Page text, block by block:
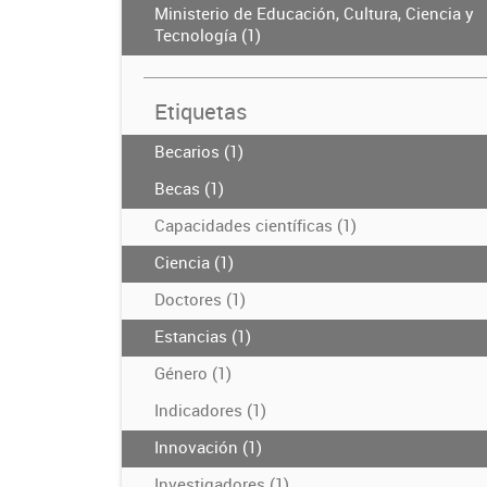
Ministerio de Educación, Cultura, Ciencia y
Tecnología (1)
Etiquetas
Becarios (1)
Becas (1)
Capacidades científicas (1)
Ciencia (1)
Doctores (1)
Estancias (1)
Género (1)
Indicadores (1)
Innovación (1)